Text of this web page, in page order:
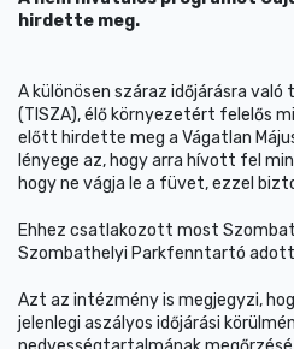
hirdette meg.
A különösen száraz időjárásra
(TISZA), élő környezetért felelős
előtt hirdette meg a Vágatlan
lényege az, hogy arra hívott fel
hogy ne vágja le a füvet, ezzel
Ehhez csatlakozott most
Szombathelyi Parkfenntartó
Azt az intézmény is megjegyzi,
jelenlegi aszályos időjárási